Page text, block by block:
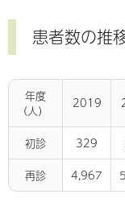
患者数の推
年度
(人）
2019
初診 329
再診
4,967